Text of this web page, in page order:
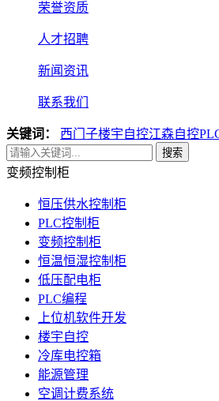
荣誉资质
人才招聘
新闻资讯
联系我们
关键词： 西门子楼宇自控江森自控
搜索
变频控制柜
恒压供水控制柜
PLC控制柜
变频控制柜
恒温恒湿控制柜
低压配电柜
PLC编程
上位机软件开发
楼宇自控
冷库电控箱
能源管理
空调计费系统